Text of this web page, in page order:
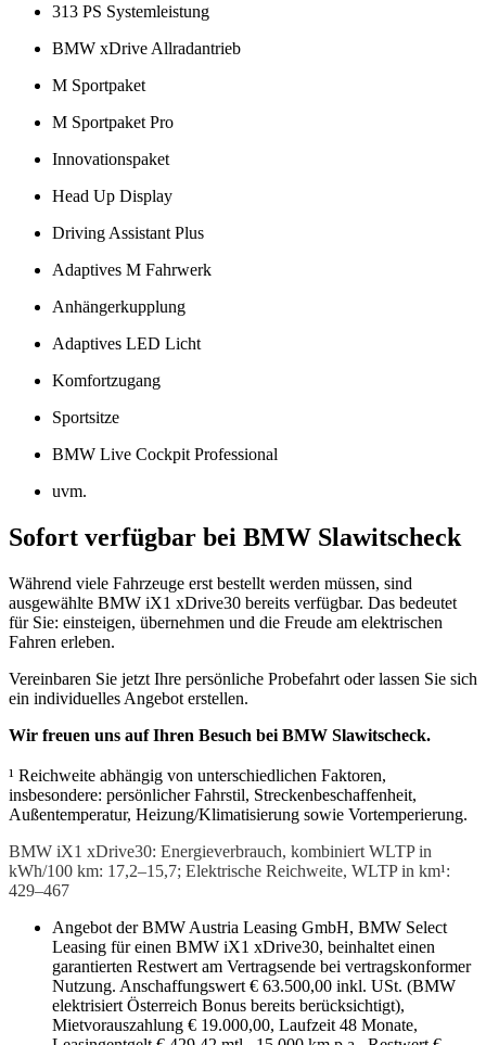
313 PS Systemleistung
BMW xDrive Allradantrieb
M Sportpaket
M Sportpaket Pro
Innovationspaket
Head Up Display
Driving Assistant Plus
Adaptives M Fahrwerk
Anhängerkupplung
Adaptives LED Licht
Komfortzugang
Sportsitze
BMW Live Cockpit Professional
uvm.
Sofort verfügbar bei BMW Slawitscheck
Während viele Fahrzeuge erst bestellt werden müssen, sind
ausgewählte BMW iX1 xDrive30 bereits verfügbar. Das bedeutet
für Sie: einsteigen, übernehmen und die Freude am elektrischen
Fahren erleben.
Vereinbaren Sie jetzt Ihre persönliche Probefahrt oder lassen Sie sich
ein individuelles Angebot erstellen.
Wir freuen uns auf Ihren Besuch bei BMW Slawitscheck.
¹ Reichweite abhängig von unterschiedlichen Faktoren,
insbesondere: persönlicher Fahrstil, Streckenbeschaffenheit,
Außentemperatur, Heizung/Klimatisierung sowie Vortemperierung.
BMW iX1 xDrive30: Energieverbrauch, kombiniert WLTP in
kWh/100 km: 17,2–15,7; Elektrische Reichweite, WLTP in km¹:
429–467
Angebot der BMW Austria Leasing GmbH, BMW Select
Leasing für einen BMW iX1 xDrive30, beinhaltet einen
garantierten Restwert am Vertragsende bei vertragskonformer
Nutzung. Anschaffungswert € 63.500,00 inkl. USt. (BMW
elektrisiert Österreich Bonus bereits berücksichtigt),
Mietvorauszahlung € 19.000,00, Laufzeit 48 Monate,